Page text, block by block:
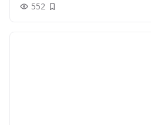
552 Добавить в закладки